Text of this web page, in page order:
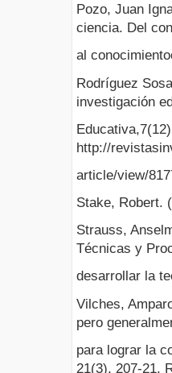
Pozo, Juan
ciencia. Del
al
Rodríguez
investigación
http://
article/view/
Stake, Robert.
Strauss,
Técnicas y
desarrollar la
Vilches,
pero
para lograr la
21(3), 207-21.